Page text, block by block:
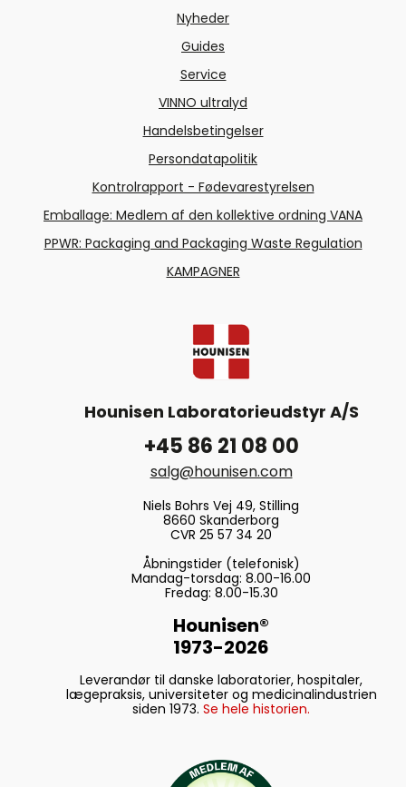
Nyheder
Guides
Service
VINNO ultralyd
Handelsbetingelser
Persondatapolitik
Kontrolrapport - Fødevarestyrelsen
Emballage: Medlem af den kollektive ordning VANA
PPWR: Packaging and Packaging Waste Regulation
KAMPAGNER
Hounisen Laboratorieudstyr A/S
+45 86 21 08 00
salg@hounisen.com
Niels Bohrs Vej 49, Stilling
8660 Skanderborg
CVR 25 57 34 20
Åbningstider (telefonisk)
Mandag-torsdag: 8.00-16.00
Fredag: 8.00-15.30
Hounisen®
1973-2026
Leverandør til danske laboratorier, hospitaler,
lægepraksis, universiteter og medicinalindustrien
siden 1973. Se hele historien.